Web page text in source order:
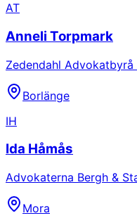
AT
Anneli Torpmark
Zedendahl Advokatbyrå
Borlänge
IH
Ida Håmås
Advokaterna Bergh &
Mora